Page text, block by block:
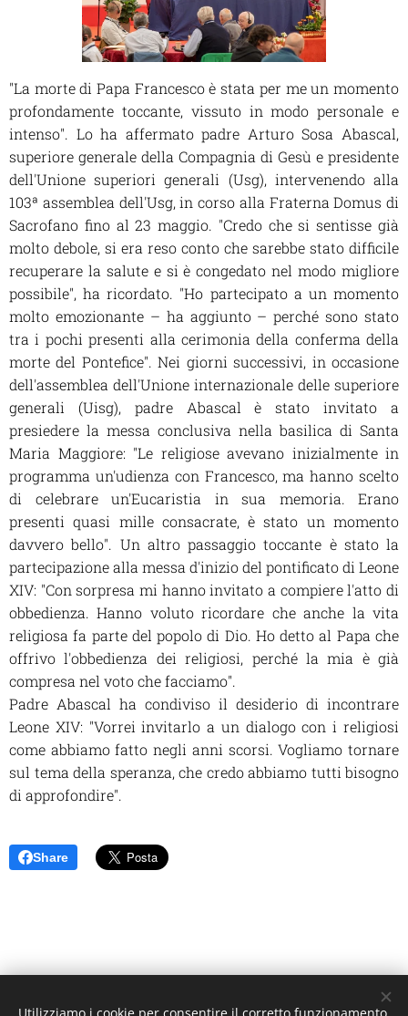
"La morte di Papa Francesco è stata per me un momento
profondamente toccante, vissuto in modo personale e
intenso". Lo ha affermato padre Arturo Sosa Abascal,
superiore generale della Compagnia di Gesù e presidente
dell'Unione superiori generali (Usg), intervenendo alla
103ª assemblea dell'Usg, in corso alla Fraterna Domus di
Sacrofano fino al 23 maggio. "Credo che si sentisse già
molto debole, si era reso conto che sarebbe stato difficile
recuperare la salute e si è congedato nel modo migliore
possibile", ha ricordato. "Ho partecipato a un momento
molto emozionante – ha aggiunto – perché sono stato
tra i pochi presenti alla cerimonia della conferma della
morte del Pontefice". Nei giorni successivi, in occasione
dell'assemblea dell'Unione internazionale delle superiore
generali (Uisg), padre Abascal è stato invitato a
presiedere la messa conclusiva nella basilica di Santa
Maria Maggiore: "Le religiose avevano inizialmente in
programma un'udienza con Francesco, ma hanno scelto
di celebrare un'Eucaristia in sua memoria. Erano
presenti quasi mille consacrate, è stato un momento
davvero bello". Un altro passaggio toccante è stato la
partecipazione alla messa d'inizio del pontificato di Leone
XIV: "Con sorpresa mi hanno invitato a compiere l'atto di
obbedienza. Hanno voluto ricordare che anche la vita
religiosa fa parte del popolo di Dio. Ho detto al Papa che
offrivo l'obbedienza dei religiosi, perché la mia è già
compresa nel voto che facciamo".
Padre Abascal ha condiviso il desiderio di incontrare
Leone XIV: "Vorrei invitarlo a un dialogo con i religiosi
come abbiamo fatto negli anni scorsi. Vogliamo tornare
sul tema della speranza, che credo abbiamo tutti bisogno
di approfondire".
Share